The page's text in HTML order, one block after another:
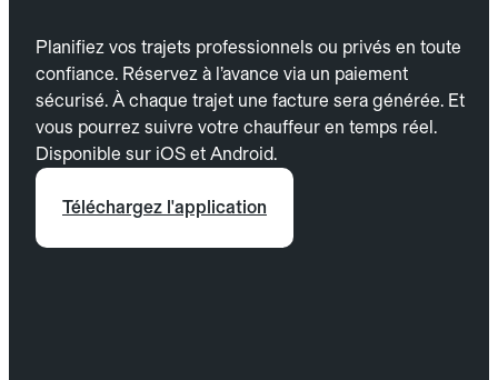
Planifiez vos trajets professionnels ou privés en toute
confiance. Réservez à l’avance via un paiement
sécurisé. À chaque trajet une facture sera générée. Et
vous pourrez suivre votre chauffeur en temps réel.
Disponible sur iOS et Android.
Téléchargez l'application